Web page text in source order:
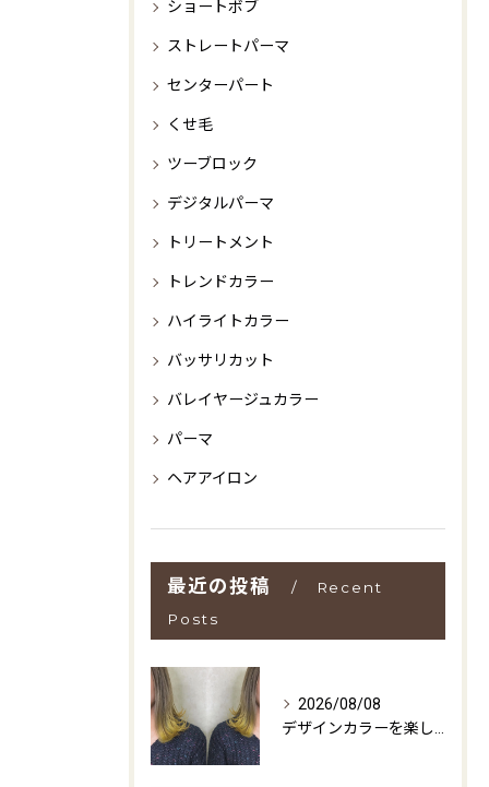
ショートボブ
ストレートパーマ
センターパート
くせ毛
ツーブロック
デジタルパーマ
トリートメント
トレンドカラー
ハイライトカラー
バッサリカット
バレイヤージュカラー
パーマ
ヘアアイロン
最近の投稿
Recent
Posts
2026/08/08